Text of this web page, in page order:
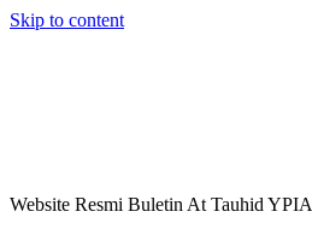
Skip to content
Buletin
Website Resmi Buletin At Tauhid YPIA